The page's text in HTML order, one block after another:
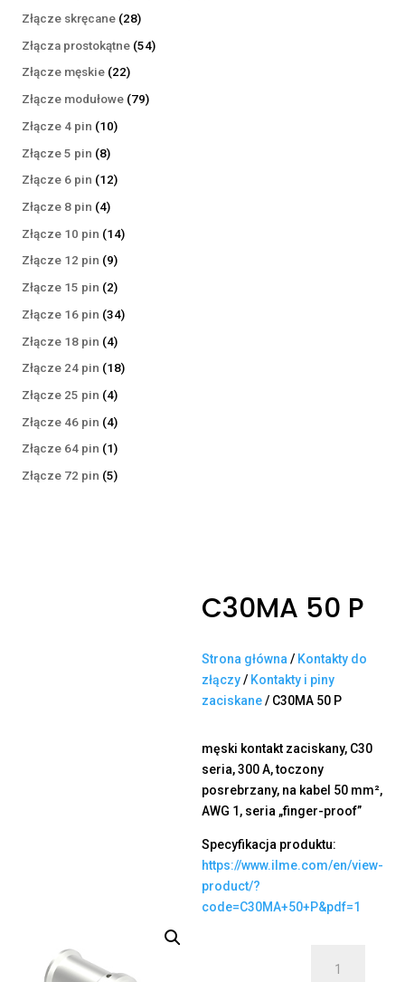
Złącze skręcane 2828
produktów
Złącza prostokątne 5454
Złącze męskie 2222
produkty
Złącze modułowe 7979
Złącze 4 pin 1010
Złącze 5 pin 88
produktów
Złącze 6 pin 1212
Złącze 8 pin 44
produkty
Złącze 10 pin 1414
Złącze 12 pin 99
produktów
Złącze 15 pin 22
produkty
Złącze 16 pin 3434
Złącze 18 pin 44
produkty
Złącze 24 pin 1818
Złącze 25 pin 44
produkty
Złącze 46 pin 44
produkty
Złącze 64 pin 11
produkt
Złącze 72 pin 55
C30MA 50 P
Strona główna / Kontakty do
złączy/ Kontakty i piny
zaciskane/ C30MA 50 P
męski kontakt zaciskany, C30
seria, 300 A, toczony
posrebrzany, na kabel 50 mm²,
AWG 1, seria „finger-proof”
Specyfikacja produktu:
https://www.ilme.com/en/view-
product/?
code=C30MA+50+P&pdf=1
C30MA